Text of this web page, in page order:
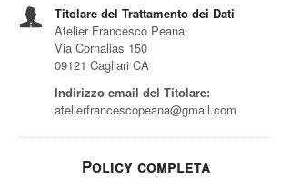
Titolare del Trattamento dei Dati
Atelier Francesco Peana
Via Cornalias 150
09121 Cagliari CA
Indirizzo email del Titolare:
atelierfrancescopeana@gmail.com
Policy completa